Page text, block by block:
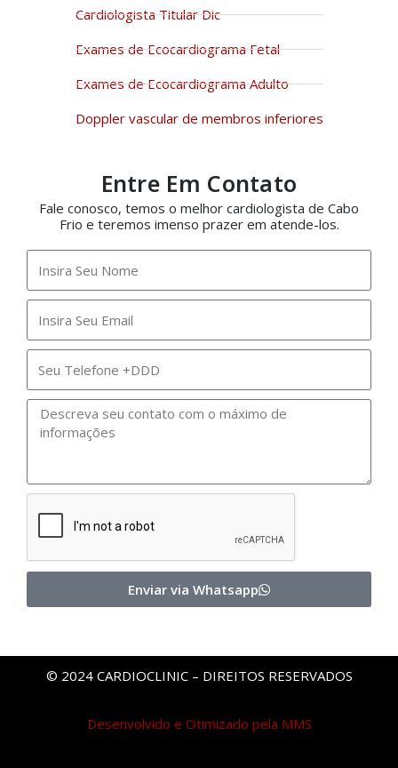
Cardiologista Titular Dic
Exames de Ecocardiograma Fetal
Exames de Ecocardiograma Adulto
Doppler vascular de membros inferiores
Entre Em Contato
Fale conosco, temos o melhor cardiologista de Cabo
Frio e teremos imenso prazer em atende-los.
Enviar via Whatsapp
© 2024 CARDIOCLINIC – DIREITOS RESERVADOS
Desenvolvido e Otimizado pela MMS